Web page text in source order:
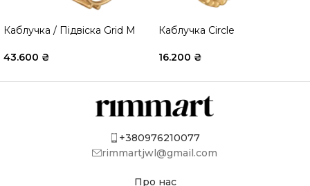
Каблучка / Підвіска Grid M
43.600 ₴
Каблучка Circle
16.200 ₴
+380976210077
rimmartjwl@gmail.com
Про нас